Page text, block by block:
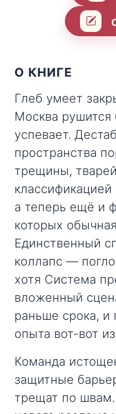
О КНИГЕ
Глеб умеет
Москва
успевает.
пространства
трещины,
а теперь ещё и
которых
Единственный
коллапс —
хотя Система
вложенный
раньше срока, и
опыта вот-вот
Команда
защитные
трещат по